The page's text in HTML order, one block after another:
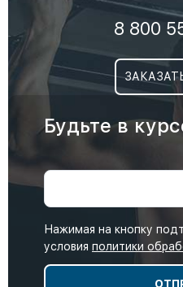
8 800
Будьте в
Нажимая на кнопку
условия политики